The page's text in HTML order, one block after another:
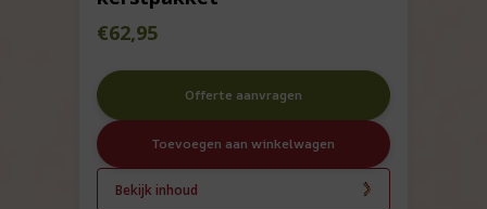
€62,95
Offerte aanvragen
Toevoegen aan winkelwagen
Bekijk inhoud